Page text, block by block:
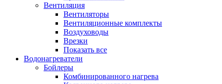
Вентиляция
Вентиляторы
Вентиляционные комплекты
Воздуховоды
Врезки
Показать все
Водонагреватели
Бойлеры
Комбинированного нагрева